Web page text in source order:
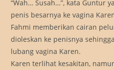
“Wah… Susah…”, kata Guntur
penis besarnya ke vagina
Fahmi memberikan cairan
dioleskan ke penisnya
lubang vagina Karen.
Karen terlihat kesakitan,